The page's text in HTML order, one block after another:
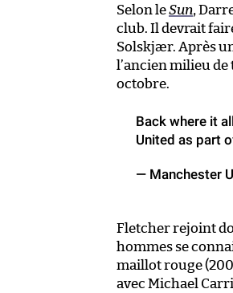
Selon leSun,
club. Il devrait
Solskjær. Après un
l’ancien milieu de
octobre.
Back where it
United as part
— Manchester
Fletcher rejoint
hommes se
maillot rouge
avec Michael